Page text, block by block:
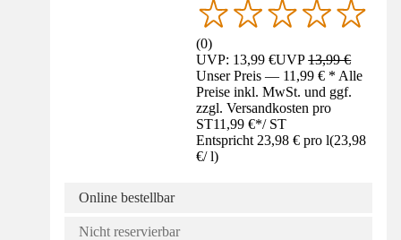
(0)
UVP: 13,99 €UVP13,99 €
Unser Preis — 11,99 € * Alle
Preise inkl. MwSt. und ggf.
zzgl. Versandkosten pro
ST11,99 €*/ ST
Entspricht 23,98 € pro l(23,98
€/ l)
Online bestellbar
Nicht reservierbar